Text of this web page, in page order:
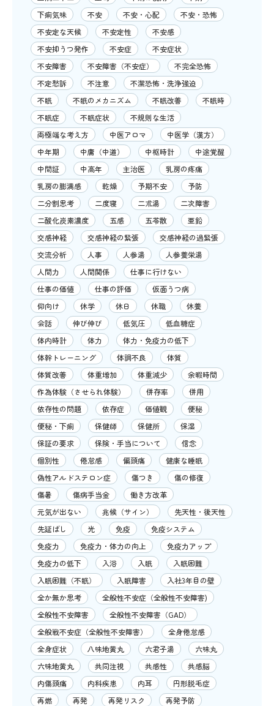
下痢気味
不安 不安・心配
不安・恐怖
不安定な天候
不安定性
不安感
不安抑うつ発作
不安症
不安症状
不安障害
不安障害（不安症）
不完全恐怖
不定愁訴
不注意
不潔恐怖・洗浄強迫
不眠
不眠のメカニズム 不眠改善
不眠時
不眠症
不眠症状
不規則な生活
両極端な考え方
中医アロマ
中医学（漢方）
中年期
中庸（中道） 中枢時計
中途覚醒
中間証
中高年 主治医
乳房の疼痛
乳房の膨満感
乾燥 予期不安
予防
二分割思考
二度寝 二朮湯
二次障害
二酸化炭素濃度
五感 五苓散
亜鉛
交感神経
交感神経の緊張
交感神経の過緊張
交流分析
人事 人参湯
人参養栄湯
人間力
人間関係
仕事に行けない
仕事の価値
仕事の評価
仮面うつ病
仰向け
休学 休日 休職
休養
会話
伸び伸び 低気圧
低血糖症
体内時計
体力
体力・免疫力の低下
体幹トレーニング
体調不良
体質
体質改善
体重増加 体重減少
余暇時間
作為体験（させられ体験）
併存率
併用
依存性の問題
依存症 価値観
便秘
便秘・下痢
保健師 保健所
保湿
保証の要求
保険・手当について
信念
個別性
倦怠感 偏頭痛
健康な睡眠
偽性アルドステロン症
傷つき
傷の修復
傷暑
傷病手当金
働き方改革
元気が出ない
兆候（サイン）
先天性・後天性
先延ばし
光 免疫
免疫システム
免疫力
免疫力・体力の向上
免疫力アップ
免疫力の低下
入浴 入眠
入眠困難
入眠困難（不眠）
入眠障害
入社3年目の壁
全か無か思考
全般性不安症（全般性不安障害)
全般性不安障害
全般性不安障害（GAD）
全般戦不安症（全般性不安障害）
全身倦怠感
全身症状
八味地黄丸 六君子湯
六味丸
六味地黄丸
共同注視 共感性
共感脳
内傷頭痛
内科疾患 内耳
円形脱毛症
再燃
再発 再発リスク
再発予防